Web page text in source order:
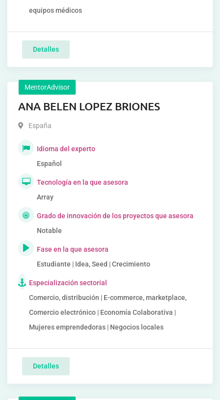
equipos médicos
Detalles
MentorAdvisor
ANA BELEN LOPEZ BRIONES
España
Idioma del experto
Español
Tecnología en la que asesora
Array
Grado de innovación de los proyectos que asesora
Notable
Fase en la que asesora
Estudiante | Idea, Seed | Crecimiento
Especialización sectorial
Comercio, distribución | E-commerce, marketplace,
Comercio electrónico | Economía Colaborativa |
Mujeres emprendedoras | Negocios locales
Detalles